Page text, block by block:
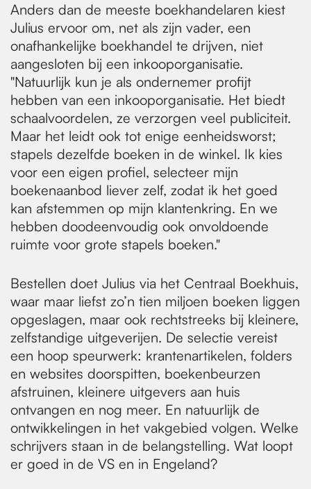
Anders dan de meeste boekhandelaren kiest
Julius ervoor om, net als zijn vader, een
onafhankelijke boekhandel te drijven, niet
aangesloten bij een inkooporganisatie.
"Natuurlijk kun je als ondernemer profijt
hebben van een inkooporganisatie. Het biedt
schaalvoordelen, ze verzorgen veel publiciteit.
Maar het leidt ook tot enige eenheidsworst;
stapels dezelfde boeken in de winkel. Ik kies
voor een eigen profiel, selecteer mijn
boekenaanbod liever zelf, zodat ik het goed
kan afstemmen op mijn klantenkring. En we
hebben doodeenvoudig ook onvoldoende
ruimte voor grote stapels boeken."
Bestellen doet Julius via het Centraal Boekhuis,
waar maar liefst zo’n tien miljoen boeken liggen
opgeslagen, maar ook rechtstreeks bij kleinere,
zelfstandige uitgeverijen. De selectie vereist
een hoop speurwerk: krantenartikelen, folders
en websites doorspitten, boekenbeurzen
afstruinen, kleinere uitgevers aan huis
ontvangen en nog meer. En natuurlijk de
ontwikkelingen in het vakgebied volgen. Welke
schrijvers staan in de belangstelling. Wat loopt
er goed in de VS en in Engeland?